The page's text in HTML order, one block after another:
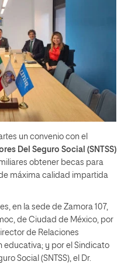
un convenio con el
Del Seguro Social (SNTSS)
obtener becas para
máxima calidad impartida
en la sede de Zamora 107,
de Ciudad de México, por
de Relaciones
educativa; y por el Sindicato
Social (SNTSS), el Dr.